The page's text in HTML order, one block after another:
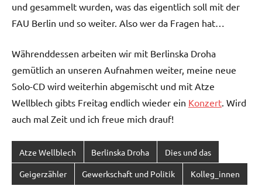
und gesammelt wurden, was das eigentlich soll mit der
FAU Berlin und so weiter. Also wer da Fragen hat…
Währenddessen arbeiten wir mit Berlinska Droha
gemütlich an unseren Aufnahmen weiter, meine neue
Solo-CD wird weiterhin abgemischt und mit Atze
Wellblech gibts Freitag endlich wieder ein Konzert. Wird
auch mal Zeit und ich freue mich drauf!
Atze Wellblech Berlinska Droha Dies und das
Geigerzähler Gewerkschaft und Politik Kolleg_innen